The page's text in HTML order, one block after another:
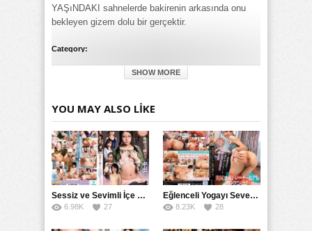
YAŞıNDAKI sahnelerde bakirenin arkasında onu
bekleyen gizem dolu bir gerçektir.
Category:
SHOW MORE
YOU MAY ALSO LIKE
Sessiz ve Sevimli İçe Dönükler İçin Kremalı Pastalar: 后藤えmi ve KTRA’nın Özel Tarifesi
6.98K 27
Eğlenceli Yogayı Seven Bir Kadınla Seks Deneyimi
8.23K 28